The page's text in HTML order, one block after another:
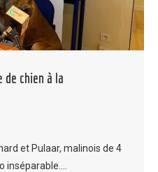
chien à la
et Pulaar, malinois de 4
inséparable.…